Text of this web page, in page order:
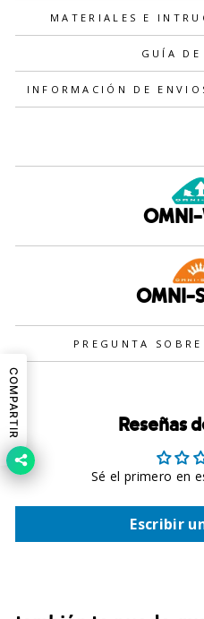
MATERIALES E
GUÍA DE
INFORMACIÓN DE
OMNI-
OMNI-
PREGUNTA
Reseñas
Sé el primero en
Escribir
COMPARTIR